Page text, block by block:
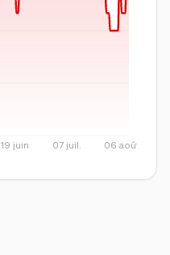
19 juin 07 juil. 06 août